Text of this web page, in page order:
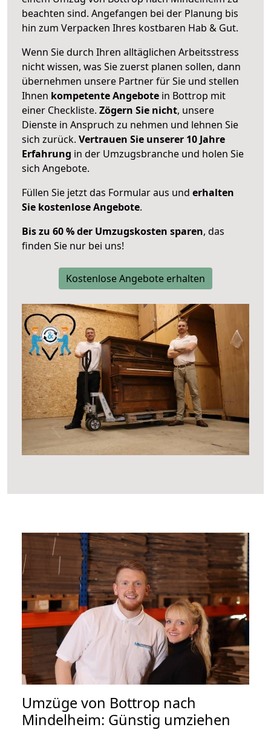
beachten sind. Angefangen bei der Planung bis
hin zum Verpacken Ihres kostbaren Hab & Gut.
Wenn Sie durch Ihren alltäglichen Arbeitsstress
nicht wissen, was Sie zuerst planen sollen, dann
übernehmen unsere Partner für Sie und stellen
Ihnen kompetente Angebote in Bottrop mit
einer Checkliste. Zögern Sie nicht, unsere
Dienste in Anspruch zu nehmen und lehnen Sie
sich zurück. Vertrauen Sie unserer 10 Jahre
Erfahrung in der Umzugsbranche und holen Sie
sich Angebote.
Füllen Sie jetzt das Formular aus und erhalten
Sie kostenlose Angebote.
Bis zu 60 % der Umzugskosten sparen, das
finden Sie nur bei uns!
Kostenlose Angebote erhalten
Umzüge von Bottrop nach
Mindelheim: Günstig umziehen